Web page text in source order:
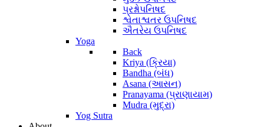
પ્રશ્નોપનિષદ
શ્વેતાશ્વતર ઉપનિષદ
ઐતરેય ઉપનિષદ
Yoga
Back
Kriya (ક્રિયા)
Bandha (બંધ)
Asana (આસન)
Pranayama (પ્રાણાયામ)
Mudra (મુદ્રા)
Yog Sutra